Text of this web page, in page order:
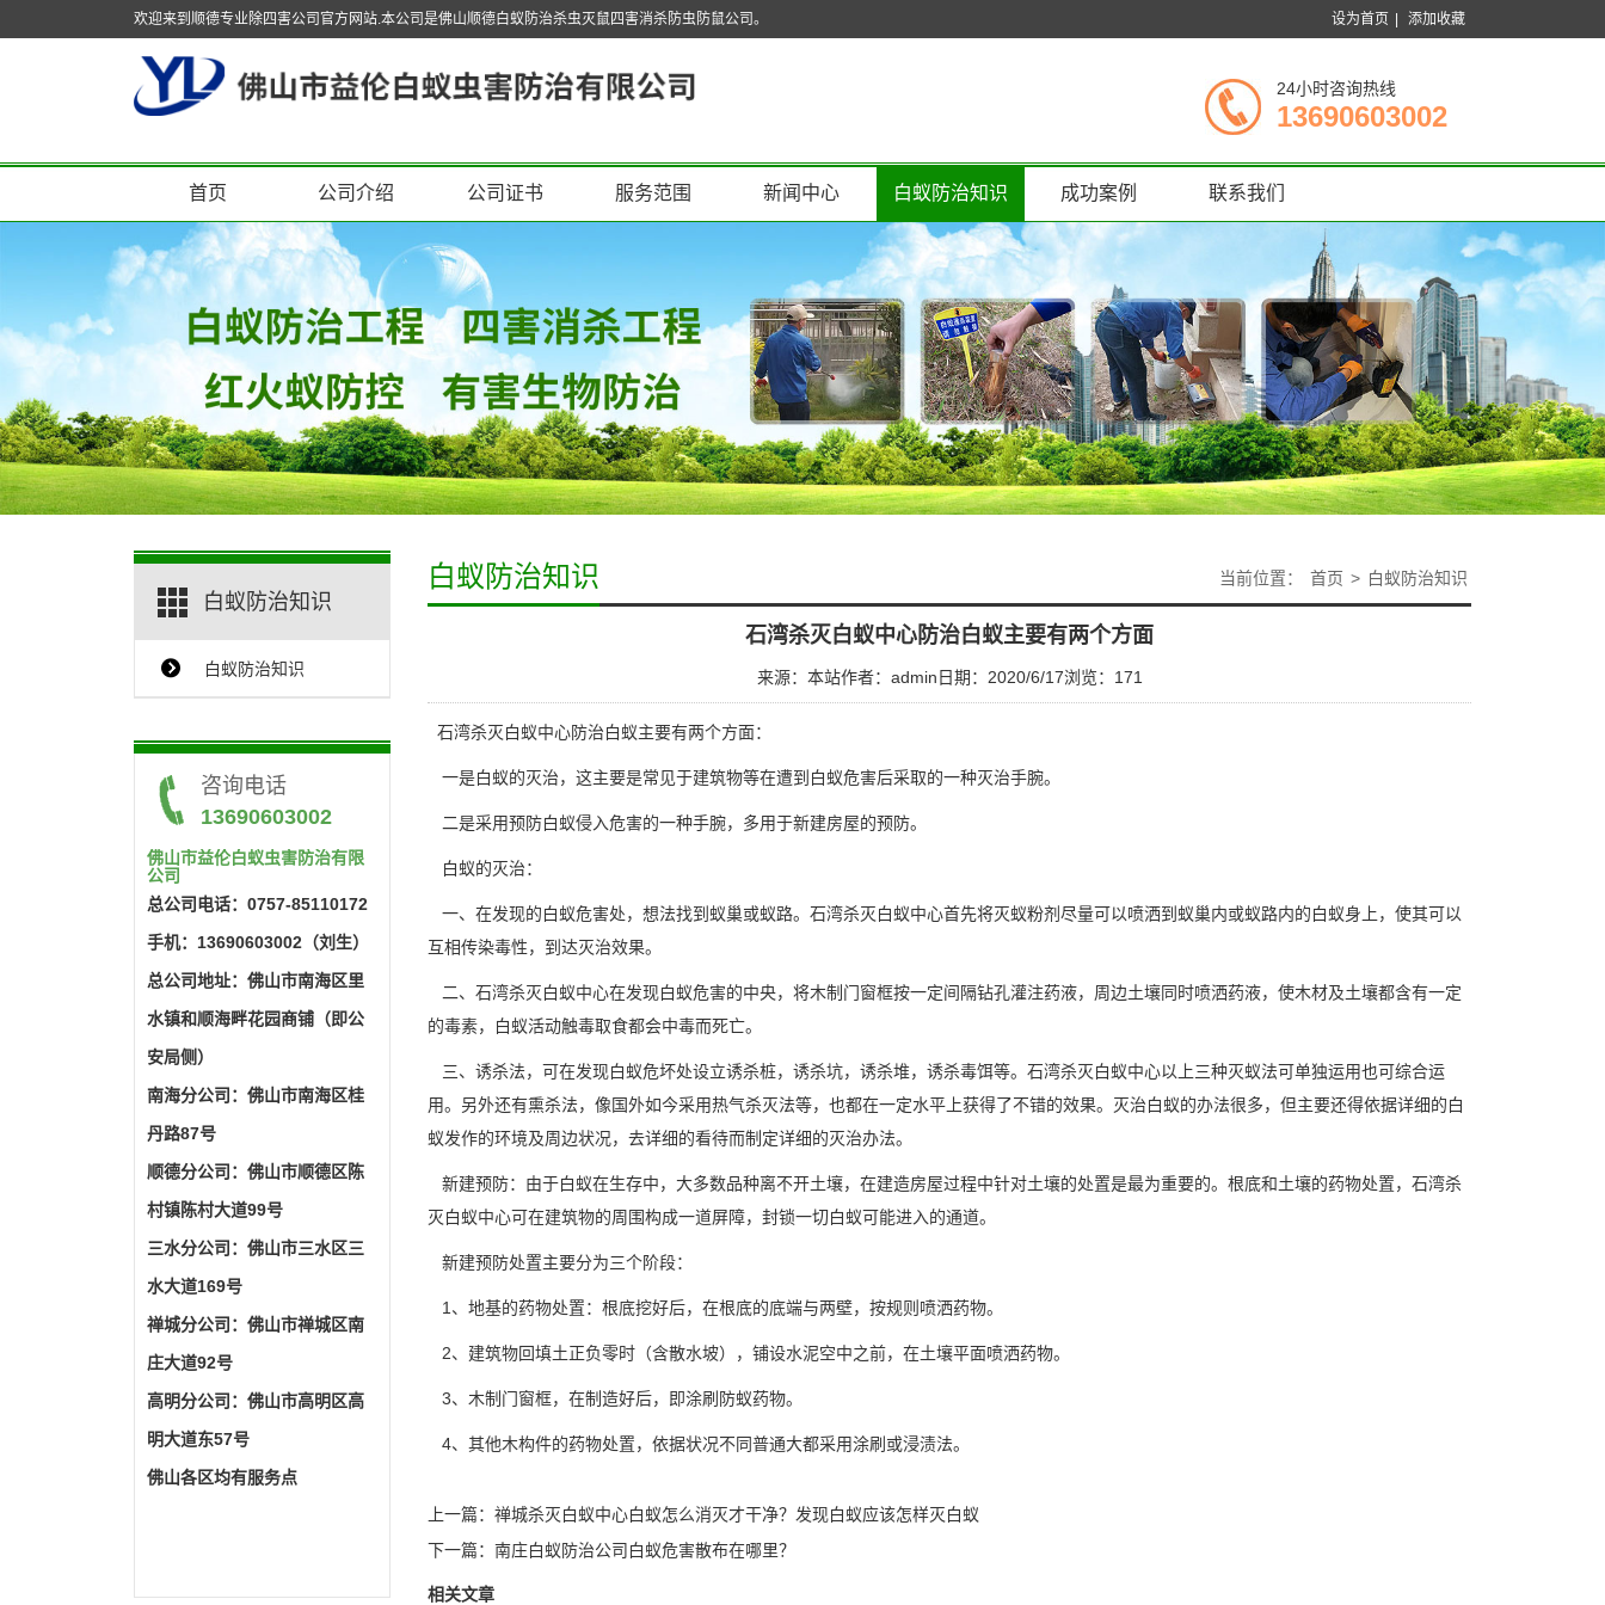
欢迎来到顺德专业除四害公司官方网站.本公司是佛山顺德白蚁防治杀虫灭鼠四害消杀防虫防鼠公司。 设为首页 添加收藏
24小时咨询热线
13690603002
首页 公司介绍 公司证书 服务范围 新闻中心 白蚁防治知识 成功案例 联系我们
白蚁防治知识
{$ClassName_en}
白蚁防治知识
咨询电话
13690603002
佛山市益伦白蚁虫害防治有限
公司
总公司电话：0757-85110172
手机：13690603002（刘生）
总公司地址：佛山市南海区里
水镇和顺海畔花园商铺（即公
安局侧）
南海分公司：佛山市南海区桂
丹路87号
顺德分公司：佛山市顺德区陈
村镇陈村大道99号
三水分公司：佛山市三水区三
水大道169号
禅城分公司：佛山市禅城区南
庄大道92号
高明分公司：佛山市高明区高
明大道东57号
佛山各区均有服务点
白蚁防治知识 当前位置： 首页 > 白蚁防治知识
石湾杀灭白蚁中心防治白蚁主要有两个方面
来源：本站作者：admin 日期：2020/6/17浏览： 171
石湾杀灭白蚁中心防治白蚁主要有两个方面：
一是白蚁的灭治，这主要是常见于建筑物等在遭到白蚁危害后采取的一种灭治手腕。
二是采用预防白蚁侵入危害的一种手腕，多用于新建房屋的预防。
白蚁的灭治：
一、在发现的白蚁危害处，想法找到蚁巢或蚁路。石湾杀灭白蚁中心首先将灭蚁粉剂尽量可以喷洒到蚁巢内或蚁路内的白蚁身上，使其可以
互相传染毒性，到达灭治效果。
二、石湾杀灭白蚁中心在发现白蚁危害的中央，将木制门窗框按一定间隔钻孔灌注药液，周边土壤同时喷洒药液，使木材及土壤都含有一定
的毒素，白蚁活动触毒取食都会中毒而死亡。
三、诱杀法，可在发现白蚁危坏处设立诱杀桩，诱杀坑，诱杀堆，诱杀毒饵等。石湾杀灭白蚁中心以上三种灭蚁法可单独运用也可综合运
用。另外还有熏杀法，像国外如今采用热气杀灭法等，也都在一定水平上获得了不错的效果。灭治白蚁的办法很多，但主要还得依据详细的白
蚁发作的环境及周边状况，去详细的看待而制定详细的灭治办法。
新建预防：由于白蚁在生存中，大多数品种离不开土壤，在建造房屋过程中针对土壤的处置是最为重要的。根底和土壤的药物处置，石湾杀
灭白蚁中心可在建筑物的周围构成一道屏障，封锁一切白蚁可能进入的通道。
新建预防处置主要分为三个阶段：
1、地基的药物处置：根底挖好后，在根底的底端与两壁，按规则喷洒药物。
2、建筑物回填土正负零时（含散水坡），铺设水泥空中之前，在土壤平面喷洒药物。
3、木制门窗框，在制造好后，即涂刷防蚁药物。
4、其他木构件的药物处置，依据状况不同普通大都采用涂刷或浸渍法。
上一篇：禅城杀灭白蚁中心白蚁怎么消灭才干净？发现白蚁应该怎样灭白蚁
下一篇：南庄白蚁防治公司白蚁危害散布在哪里？
相关文章